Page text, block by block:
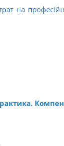
на